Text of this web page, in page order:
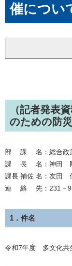
催につい
（記者発表
のための防
部 課 名：総合政
課 長 名：神田
課長 補佐 名：友田
連 絡 先：231－
1．件名
令和7年度 多文化共